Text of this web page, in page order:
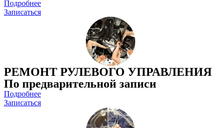
Подробнее
Записаться
РЕМОНТ РУЛЕВОГО УПРАВЛЕНИЯ
По предварительной записи
Подробнее
Записаться